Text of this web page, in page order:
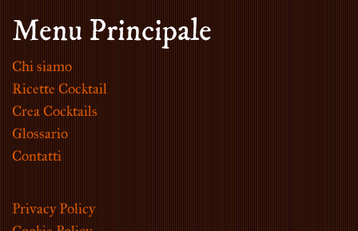
Menu Principale
Chi siamo
Ricette Cocktail
Crea Cocktails
Glossario
Contatti
Privacy Policy